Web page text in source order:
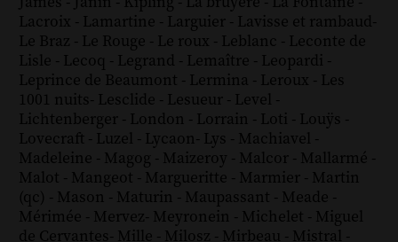
Lacroix - Lamartine - Larguier - Lavisse et rambaud-
Le Braz - Le Rouge - Le roux - Leblanc - Leconte de
Lisle - Lecoq - Legrand - Lemaître - Leopardi -
Leprince de Beaumont - Lermina - Leroux - Les
1001 nuits- Lesclide - Lesueur - Level -
Lichtenberger - London - Lorrain - Loti - Louÿs -
Lovecraft - Luzel - Lycaon- Lys - Machiavel -
Madeleine - Magog - Maizeroy - Malcor - Mallarmé -
Malot - Mangeot - Margueritte - Marmier - Martin
(qc) - Mason - Maturin - Maupassant - Meade -
Mérimée - Mervez- Meyronein - Michelet - Miguel
de Cervantes- Mille - Milosz - Mirbeau - Mistral -